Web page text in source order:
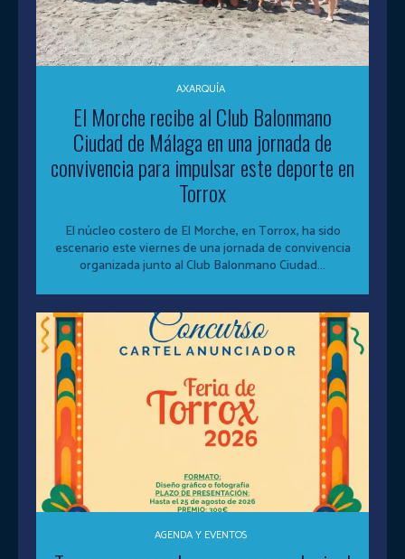
AXARQUÍA
El Morche recibe al Club Balonmano
Ciudad de Málaga en una jornada de
convivencia para impulsar este deporte en
Torrox
El núcleo costero de El Morche, en Torrox, ha sido
escenario este viernes de una jornada de convivencia
organizada junto al Club Balonmano Ciudad...
AGENDA Y EVENTOS